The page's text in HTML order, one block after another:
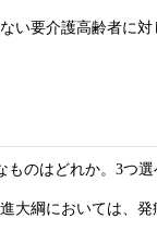
い要介護高齢者に
ものはどれか。3つ選
大綱においては、